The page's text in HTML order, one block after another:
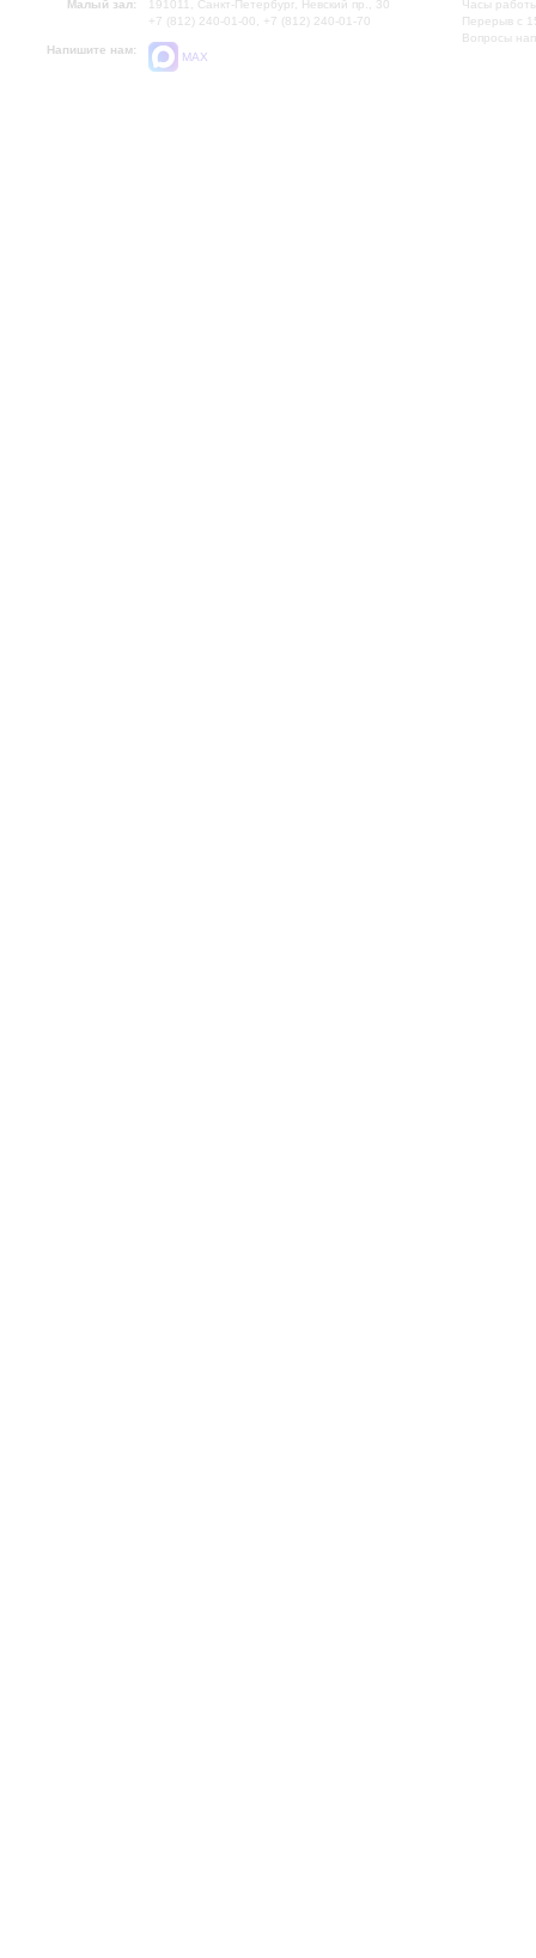
Малый зал:
191011, Санкт-Петербург, Невский пр., 30
+7 (812) 240-01-00, +7 (812) 240-01-70
Напишите нам:
MAX
Часы
Перерыв с
Вопросы